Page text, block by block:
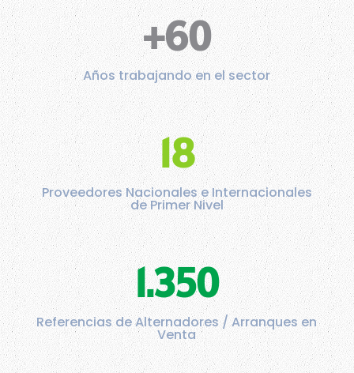
+60
Años trabajando en el sector
18
Proveedores Nacionales e Internacionales
de Primer Nivel
1.350
Referencias de Alternadores / Arranques en
Venta